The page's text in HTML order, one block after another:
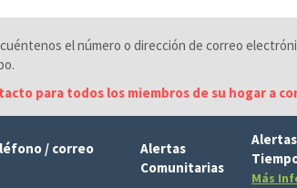
el número o dirección de correo
para todos los miembros de su hogar a
/ correo
Alertas
Comunitarias
Más